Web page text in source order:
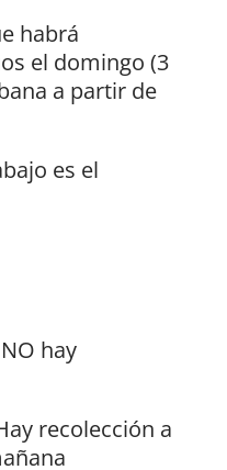
habrá
el domingo (3
a partir de
es el
hay
recolección a